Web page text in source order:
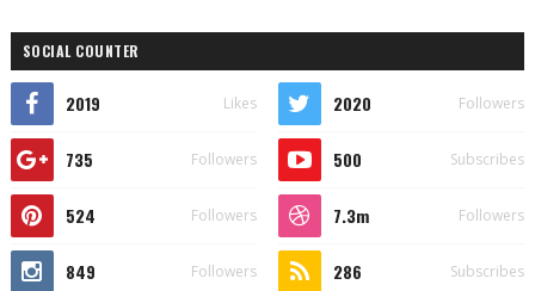
SOCIAL COUNTER
2019 Likes 2020 Followers
735 Followers 500 Subscribes
524 Followers 7.3m Followers
849 Followers 286 Subscribes